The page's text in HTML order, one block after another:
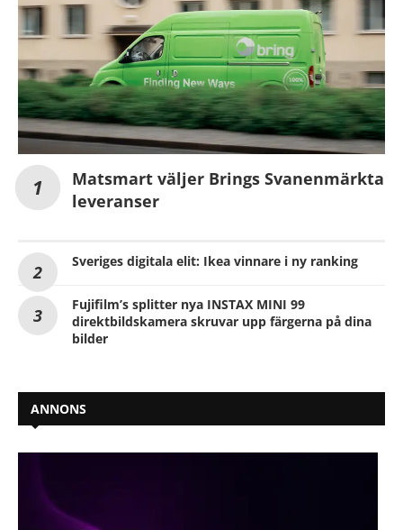
Matsmart väljer Brings Svanenmärkta
leveranser
Sveriges digitala elit: Ikea vinnare i ny ranking
Fujifilm’s splitter nya INSTAX MINI 99
direktbildskamera skruvar upp färgerna på dina
bilder
ANNONS